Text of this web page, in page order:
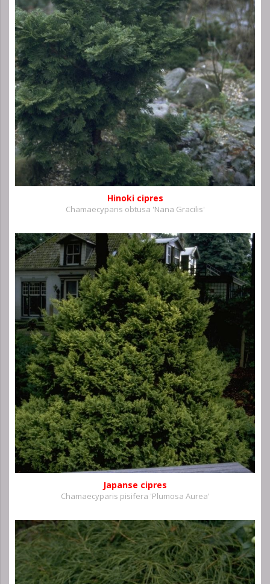
Hinoki cipres
Chamaecyparis obtusa 'Nana Gracilis'
Japanse cipres
Chamaecyparis pisifera 'Plumosa Aurea'